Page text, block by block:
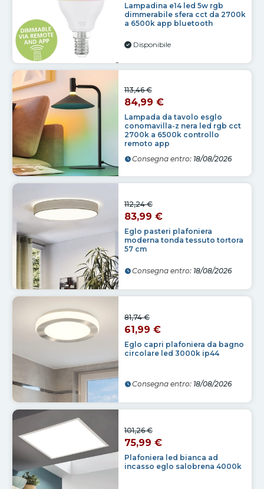
Lampadina e14 led 5w rgb
dimmerabile sfera cct da 2700k
a 6500k app bluetooth
Disponibile
Lampada da tavolo esglo
conomavilla-z nera led rgb cct
2700k a 6500k controllo
remoto app
113,46 €
84,99 €
Consegna entro: 18/08/2026
Eglo pasteri plafoniera
moderna tonda tessuto tortora
57 cm
112,24 €
83,99 €
Consegna entro: 18/08/2026
Eglo capri plafoniera da bagno
circolare led 3000k ip44
81,74 €
61,99 €
Consegna entro: 18/08/2026
Plafoniera led bianca ad
incasso eglo salobrena 4000k
101,26 €
75,99 €